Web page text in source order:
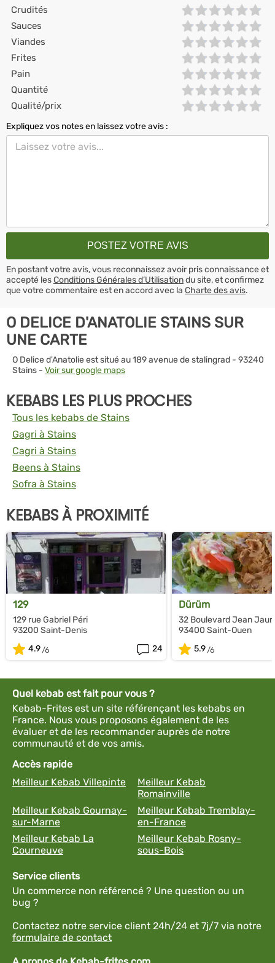
Crudités
Sauces
Viandes
Frites
Pain
Quantité
Qualité/prix
Expliquez vos notes en laissez votre avis :
En postant votre avis, vous reconnaissez avoir pris connaissance et
accepté lesConditions Générales d’Utilisationdu site, et confirmez
que votre commentaire est en accord avec la Charte des avis.
O DELICE D'ANATOLIE STAINS SUR
UNE CARTE
O Delice d'Anatolie est situé au 189 avenue de stalingrad - 93240
Stains - Voir sur google maps
KEBABS LES PLUS PROCHES
Tous les kebabs de Stains
Gagri à Stains
Cagri à Stains
Beens à Stains
Sofra à Stains
KEBABS À PROXIMITÉ
129
129 rue Gabriel Péri
93200 Saint-Denis
4.9
24
Dürüm
32 Boulevard Jean
93400 Saint-Ouen
5.9
Quel kebab est fait pour vous ?
Kebab-Frites est un site référençant les kebabs en
France. Nous vous proposons également de les
évaluer et de les recommander auprès de notre
communauté et de vos amis.
Accès rapide
Meilleur Kebab Villepinte
Meilleur Kebab
Romainville
Meilleur Kebab Gournay-
sur-Marne
Meilleur Kebab Tremblay-
en-France
Meilleur Kebab La
Courneuve
Meilleur Kebab Rosny-
sous-Bois
Service clients
Un commerce non référencé ? Une question ou un
bug ?
Contactez notre service client 24h/24 et 7j/7 via notre
formulaire de contact